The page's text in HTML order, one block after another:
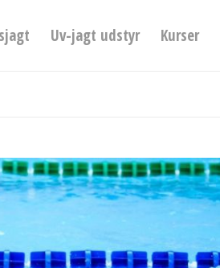
Uv-jagt udstyr Kurser